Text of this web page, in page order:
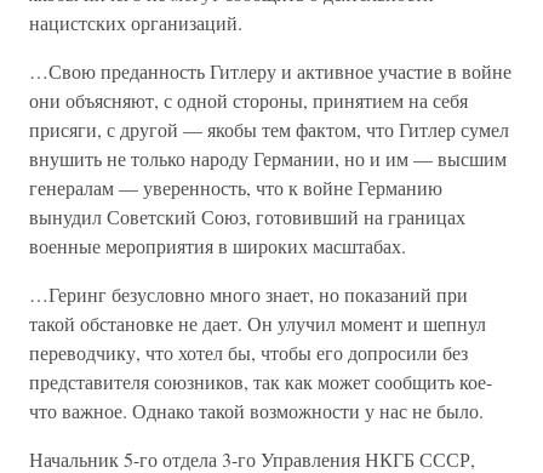
нацистских организаций.
…Свою преданность Гитлеру и активное участие в войне
они объясняют, с одной стороны, принятием на себя
присяги, с другой — якобы тем фактом, что Гитлер сумел
внушить не только народу Германии, но и им — высшим
генералам — уверенность, что к войне Германию
вынудил Советский Союз, готовивший на границах
военные мероприятия в широких масштабах.
…Геринг безусловно много знает, но показаний при
такой обстановке не дает. Он улучил момент и шепнул
переводчику, что хотел бы, чтобы его допросили без
представителя союзников, так как может сообщить кое-
что важное. Однако такой возможности у нас не было.
Начальник 5-го отдела 3-го Управления НКГБ СССР,